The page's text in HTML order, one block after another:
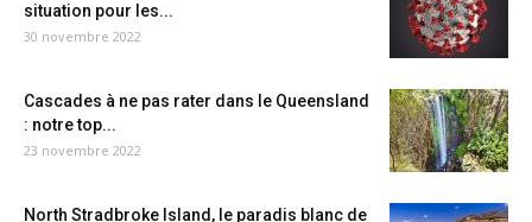
situation pour les...
30 novembre 2022
Cascades à ne pas rater dans le Queensland
: notre top...
23 novembre 2022
North Stradbroke Island, le paradis blanc de